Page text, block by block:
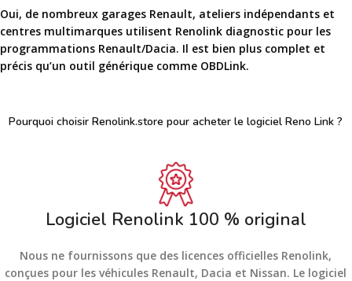
Oui, de nombreux garages Renault, ateliers indépendants et
centres multimarques utilisent Renolink diagnostic pour les
programmations Renault/Dacia. Il est bien plus complet et
précis qu’un outil générique comme OBDLink.
Pourquoi choisir Renolink.store pour acheter le logiciel Reno Link ?
Logiciel Renolink 100 % original
Nous ne fournissons que des licences officielles Renolink,
conçues pour les véhicules Renault, Dacia et Nissan. Le logiciel